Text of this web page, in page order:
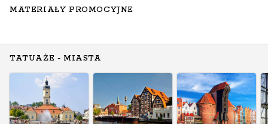
MATERIAŁY PROMOCYJNE
TATUAŻE - MIASTA